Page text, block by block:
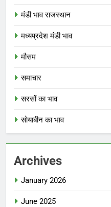
मंडी भाव राजस्थान
मध्यप्रदेश मंडी भाव
मौसम
समाचार
सरसों का भाव
सोयाबीन का भाव
Archives
January 2026
June 2025